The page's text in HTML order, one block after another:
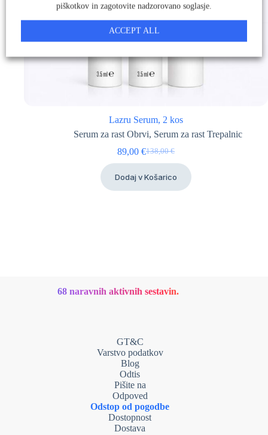
Lazru Serum, 2 kos
Serum za rast Obrvi, Serum za rast Trepalnic
138,00€
Izvirna
cena
je
89,00 €Trenutna
cena
je:
Dodaj v Košarico
68 naravnih aktivnih sestavin.
GT&C
Varstvo podatkov
Blog
Odtis
Pišite na
Odpoved
Odstop od pogodbe
Dostopnost
Dostava
piškotkov in zagotovite nadzorovano soglasje.
ACCEPT ALL